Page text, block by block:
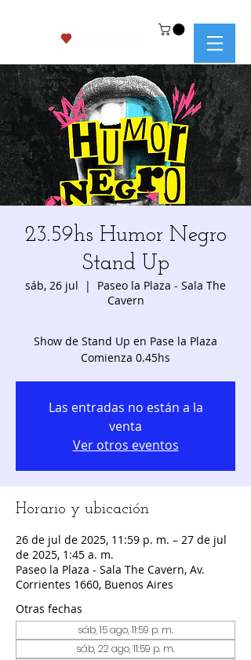
23.59hs Humor Negro
Stand Up
sáb, 26 jul
  |
Paseo la Plaza - Sala The
Cavern
Show de Stand Up en Pase la Plaza
Comienza 0.45hs
Las entradas no están a la
venta
Ver otros eventos
Horario y ubicación
26 de jul de 2025, 11:59 p. m. – 27 de jul
de 2025, 1:45 a. m.
Paseo la Plaza - Sala The Cavern, Av.
Corrientes 1660, Buenos Aires
Otras fechas
sáb, 15 ago, 11:59 p. m.
sáb, 22 ago, 11:59 p. m.